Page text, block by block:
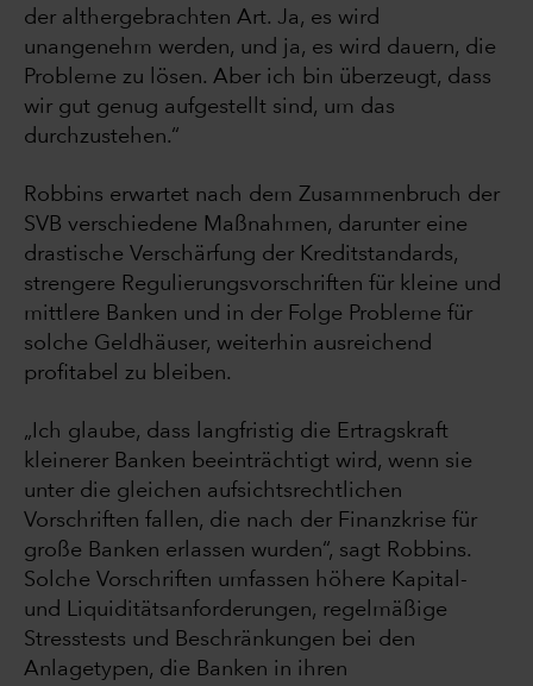
der althergebrachten Art. Ja, es wird
unangenehm werden, und ja, es wird dauern, die
Probleme zu lösen. Aber ich bin überzeugt, dass
wir gut genug aufgestellt sind, um das
durchzustehen.“
Robbins erwartet nach dem Zusammenbruch der
SVB verschiedene Maßnahmen, darunter eine
drastische Verschärfung der Kreditstandards,
strengere Regulierungsvorschriften für kleine und
mittlere Banken und in der Folge Probleme für
solche Geldhäuser, weiterhin ausreichend
profitabel zu bleiben.
„Ich glaube, dass langfristig die Ertragskraft
kleinerer Banken beeinträchtigt wird, wenn sie
unter die gleichen aufsichtsrechtlichen
Vorschriften fallen, die nach der Finanzkrise für
große Banken erlassen wurden“, sagt Robbins.
Solche Vorschriften umfassen höhere Kapital-
und Liquiditätsanforderungen, regelmäßige
Stresstests und Beschränkungen bei den
Anlagetypen, die Banken in ihren